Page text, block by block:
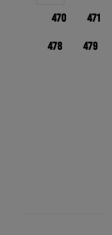
470 471
478 479